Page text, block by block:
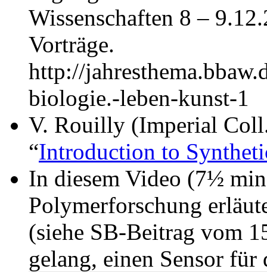
Wissenschaften 8 –
Vorträge.
http://
biologie.-leben-kunst-1
V. Rouilly (Imperial
“Introduction to
In diesem Video (7½
Polymerforschung
(siehe SB-Beitrag vom
gelang, einen Sensor